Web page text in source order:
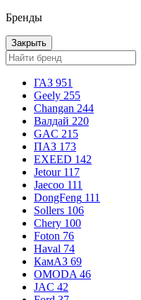
Бренды
Закрыть
ГАЗ 951
Geely 255
Changan 244
Валдай 220
GAC 215
ПАЗ 173
EXEED 142
Jetour 117
Jaecoo 111
DongFeng 111
Sollers 106
Chery 100
Foton 76
Haval 74
КамАЗ 69
OMODA 46
JAC 42